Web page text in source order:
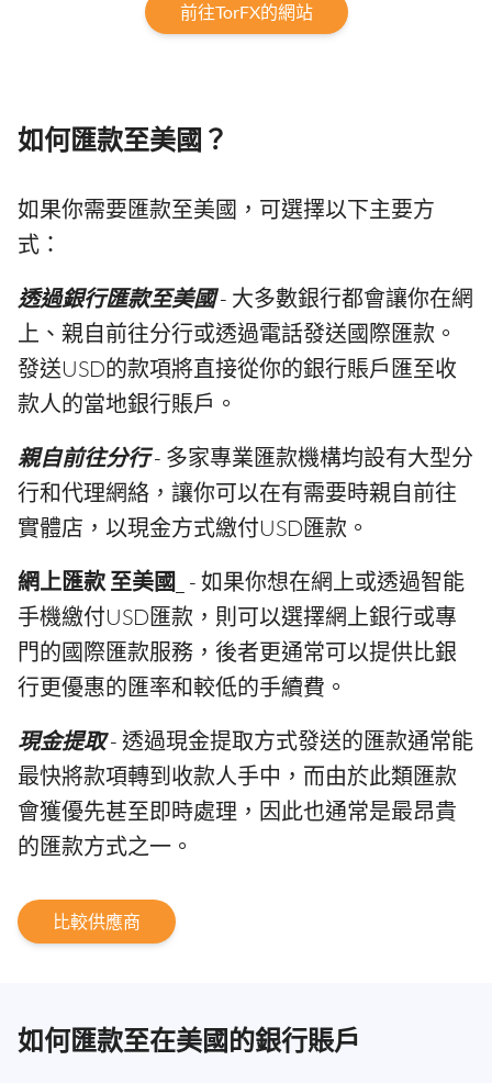
前往TorFX的網站
如何匯款至美國？
如果你需要匯款至美國，可選擇以下主要方
式：
透過銀行匯款至美國- 大多數銀行都會讓你在網
上、親自前往分行或透過電話發送國際匯款。
發送USD的款項將直接從你的銀行賬戶匯至收
款人的當地銀行賬戶。
親自前往分行- 多家專業匯款機構均設有大型分
行和代理網絡，讓你可以在有需要時親自前往
實體店，以現金方式繳付USD匯款。
網上匯款 至美國
_ - 如果你想在網上或透過智能
手機繳付USD匯款，則可以選擇網上銀行或專
門的國際匯款服務，後者更通常可以提供比銀
行更優惠的匯率和較低的手續費。
現金提取- 透過現金提取方式發送的匯款通常能
最快將款項轉到收款人手中，而由於此類匯款
會獲優先甚至即時處理，因此也通常是最昂貴
的匯款方式之一。
比較供應商
如何匯款至在美國的銀行賬戶